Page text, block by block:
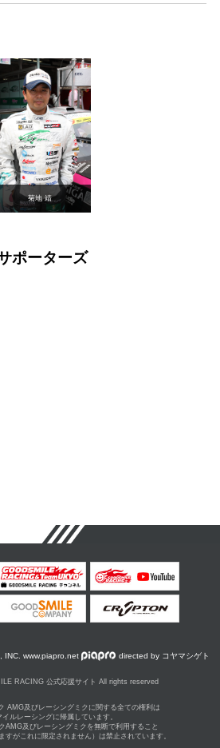
菊地 靖
ポーターズ
INC. www.piapro.net directed by コヤマシゲト
RACING 公式応援サイト All rights reserved
AMG及びレーシングミクに関する全ての権利は
イルレーシングに帰属しています。
AMG及びレーシングミクを無断で利用すること
すがこれに限定されません）は禁止されています。